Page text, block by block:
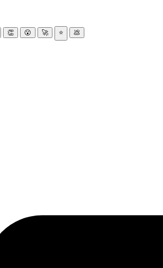
👏 😮 🚀 ⭐ 💩